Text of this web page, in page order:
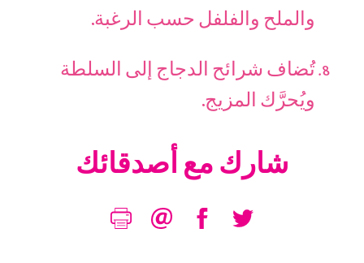
والملح والفلفل حسب الرغبة.
تُضاف شرائح الدجاج إلى السلطة
ويُحرَّك المزيج.
شارك مع أصدقائك